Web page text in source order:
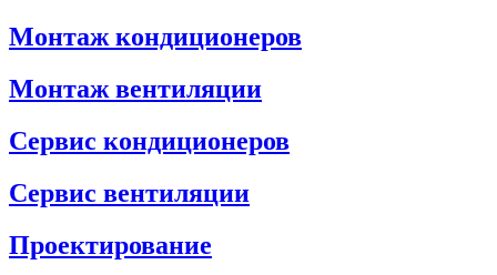
Монтаж кондиционеров
Монтаж вентиляции
Сервис кондиционеров
Сервис вентиляции
Проектирование